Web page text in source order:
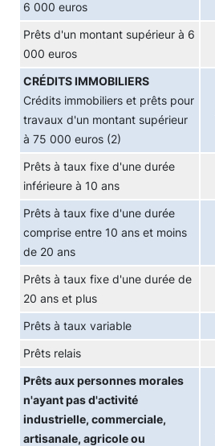
6 000 euros
Prêts d'un montant supérieur à 6
000 euros
CRÉDITS IMMOBILIERS
Crédits immobiliers et prêts pour
travaux d'un montant supérieur
à 75 000 euros (2)
Prêts à taux fixe d'une durée
inférieure à 10 ans
Prêts à taux fixe d'une durée
comprise entre 10 ans et moins
de 20 ans
Prêts à taux fixe d'une durée de
20 ans et plus
Prêts à taux variable
Prêts relais
Prêts aux personnes morales
n'ayant pas d'activité
industrielle, commerciale,
artisanale, agricole ou